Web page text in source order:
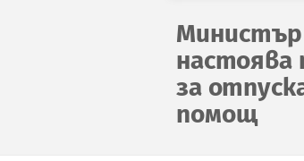
Министър
настоява
за
помощ